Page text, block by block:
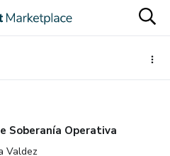
Soberanía Operativa
Valdez